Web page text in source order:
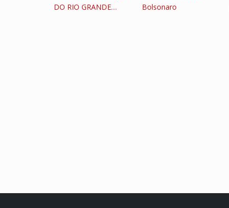
DO RIO GRANDE…
Bolsonaro